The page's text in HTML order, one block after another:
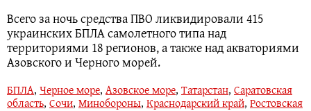
Всего за ночь средства ПВО ликвидировали 415
украинских БПЛА самолетного типа над
территориями 18 регионов, а также над акваториями
Азовского и Черного морей.
БПЛА, Черное море, Азовское море, Татарстан, Саратовская
область, Сочи, Минобороны, Краснодарский край, Ростовская